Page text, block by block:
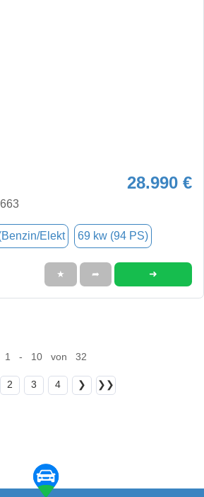
28.990 €
Elekt 69 kw (94 PS)
★ ➦ ➜
1 - 10 von 32
2 3 4 ❯ ❯❯